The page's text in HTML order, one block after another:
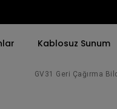
Kablosuz Sunum
GV31 Geri Çağırma